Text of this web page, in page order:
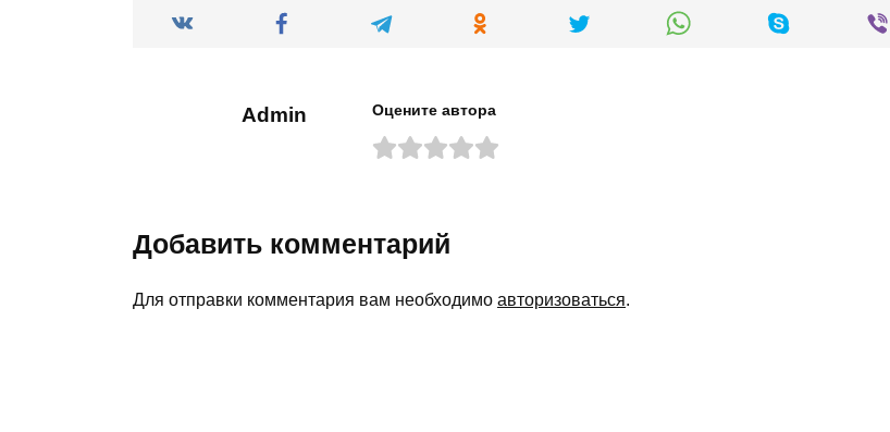
Admin Оцените автора
Добавить комментарий
Для отправки комментария вам необходимо авторизоваться.